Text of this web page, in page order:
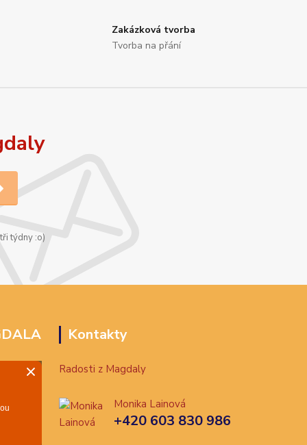
Zakázková tvorba
Tvorba na přání
týdny :o)
Kontakty
Radosti z Magdaly
Monika Lainová
+420 603 830 986